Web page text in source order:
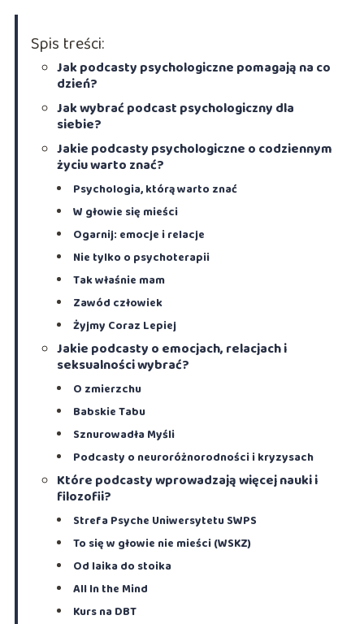
Spis treści:
Jak podcasty psychologiczne pomagają na co
dzień?
Jak wybrać podcast psychologiczny dla
siebie?
Jakie podcasty psychologiczne o codziennym
życiu warto znać?
Psychologia, którą warto znać
W głowie się mieści
Ogarnij: emocje i relacje
Nie tylko o psychoterapii
Tak właśnie mam
Zawód człowiek
Żyjmy Coraz Lepiej
Jakie podcasty o emocjach, relacjach i
seksualności wybrać?
O zmierzchu
Babskie Tabu
Sznurowadła Myśli
Podcasty o neuroróżnorodności i kryzysach
Które podcasty wprowadzają więcej nauki i
filozofii?
Strefa Psyche Uniwersytetu SWPS
To się w głowie nie mieści (WSKZ)
Od laika do stoika
All In the Mind
Kurs na DBT